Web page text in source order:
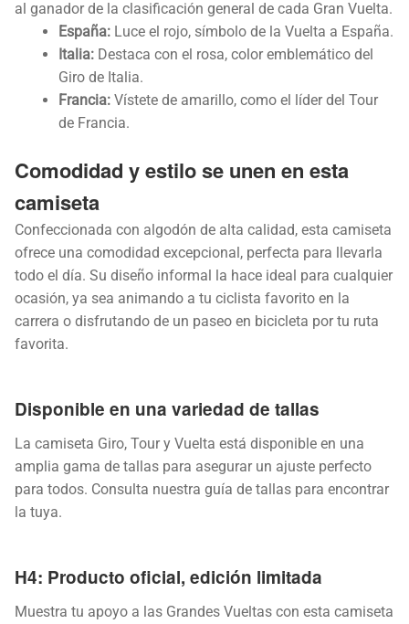
al ganador de la clasificación general de cada Gran Vuelta.
España: Luce el rojo, símbolo de la Vuelta a España.
Italia: Destaca con el rosa, color emblemático del
Giro de Italia.
Francia: Vístete de amarillo, como el líder del Tour
de Francia.
Comodidad y estilo se unen en esta
camiseta
Confeccionada con algodón de alta calidad, esta camiseta
ofrece una comodidad excepcional, perfecta para llevarla
todo el día. Su diseño informal la hace ideal para cualquier
ocasión, ya sea animando a tu ciclista favorito en la
carrera o disfrutando de un paseo en bicicleta por tu ruta
favorita.
Disponible en una variedad de tallas
La camiseta Giro, Tour y Vuelta está disponible en una
amplia gama de tallas para asegurar un ajuste perfecto
para todos. Consulta nuestra guía de tallas para encontrar
la tuya.
H4: Producto oficial, edición limitada
Muestra tu apoyo a las Grandes Vueltas con esta camiseta